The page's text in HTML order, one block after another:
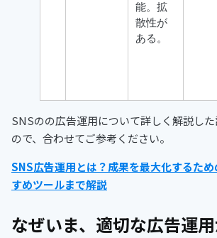
能。拡
散性が
ある。
SNSのの広告運用について詳しく解説し
ので、合わせてご参考ください。
SNS広告運用とは？成果を最大化するた
すめツールまで解説
なぜいま、適切な広告運